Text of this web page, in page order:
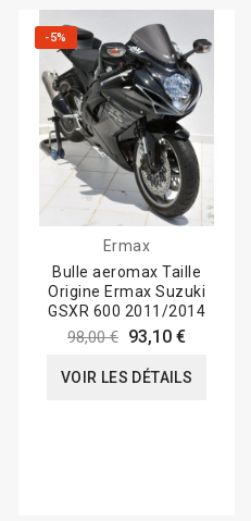
-5%
Ermax
Bulle aeromax Taille
Origine Ermax Suzuki
GSXR 600 2011/2014
98,00 € 93,10 €
VOIR LES DÉTAILS